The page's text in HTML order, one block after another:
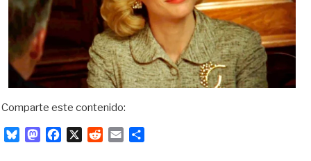
Comparte este contenido:
M
X